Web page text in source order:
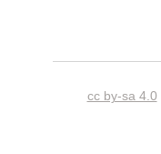
cc by-sa 4.0